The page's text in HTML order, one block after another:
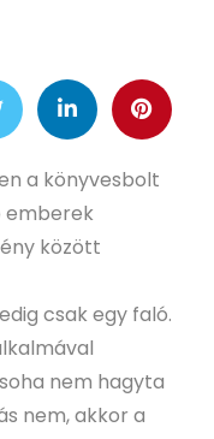
a könyvesbolt
emberek
között
csak egy faló.
nem hagyta
nem, akkor a